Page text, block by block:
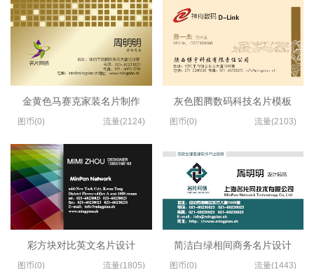
金黄色马赛克家装名片制作
图币(0) 流量(2124)
彩方块对比英文名片设计
图币(0) 流量(1805)
灰色图腾数码科技名片模板
图币(0) 流量(2103)
简洁白绿相间商务名片设计
图币(0) 流量(1443)